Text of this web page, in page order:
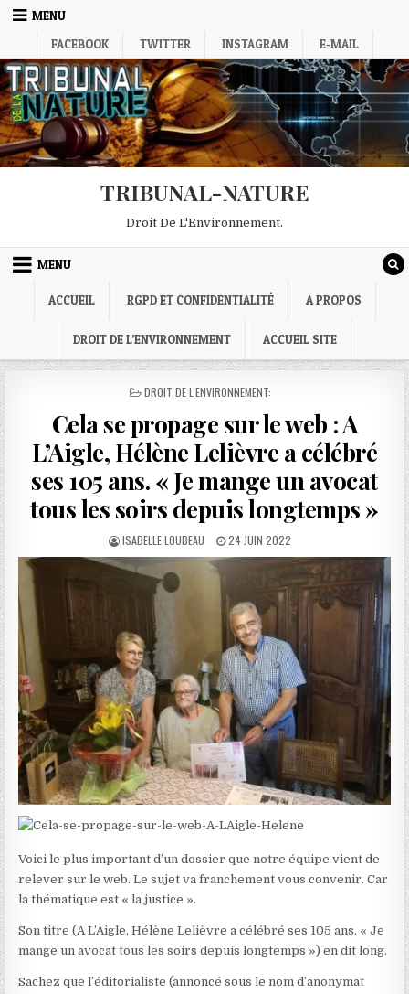
Skip
MENU
FACEBOOK
TWITTER INSTAGRAM E-MAIL
TRIBUNAL-NATURE
Droit De L'Environnement.
MENU
ACCUEIL RGPD ET CONFIDENTIALITÉ A PROPOS
DROIT DE L’ENVIRONNEMENT ACCUEIL SITE
POSTED
DROIT DE L'ENVIRONNEMENT:
Cela se propage sur le web : A
L’Aigle, Hélène Lelièvre a célébré
ses 105 ans. « Je mange un avocat
tous les soirs depuis longtemps »
AUTHOR:
ISABELLE LOUBEAU
PUBLISHED
DATE:
24 JUIN 2022
Voici le plus important d’un dossier que notre équipe vient de
relever sur le web. Le sujet va franchement vous convenir. Car
la thématique est « la justice ».
Son titre (A L’Aigle, Hélène Lelièvre a célébré ses 105 ans. « Je
mange un avocat tous les soirs depuis longtemps ») en dit long.
Sachez que l’éditorialiste (annoncé sous le nom d’anonymat